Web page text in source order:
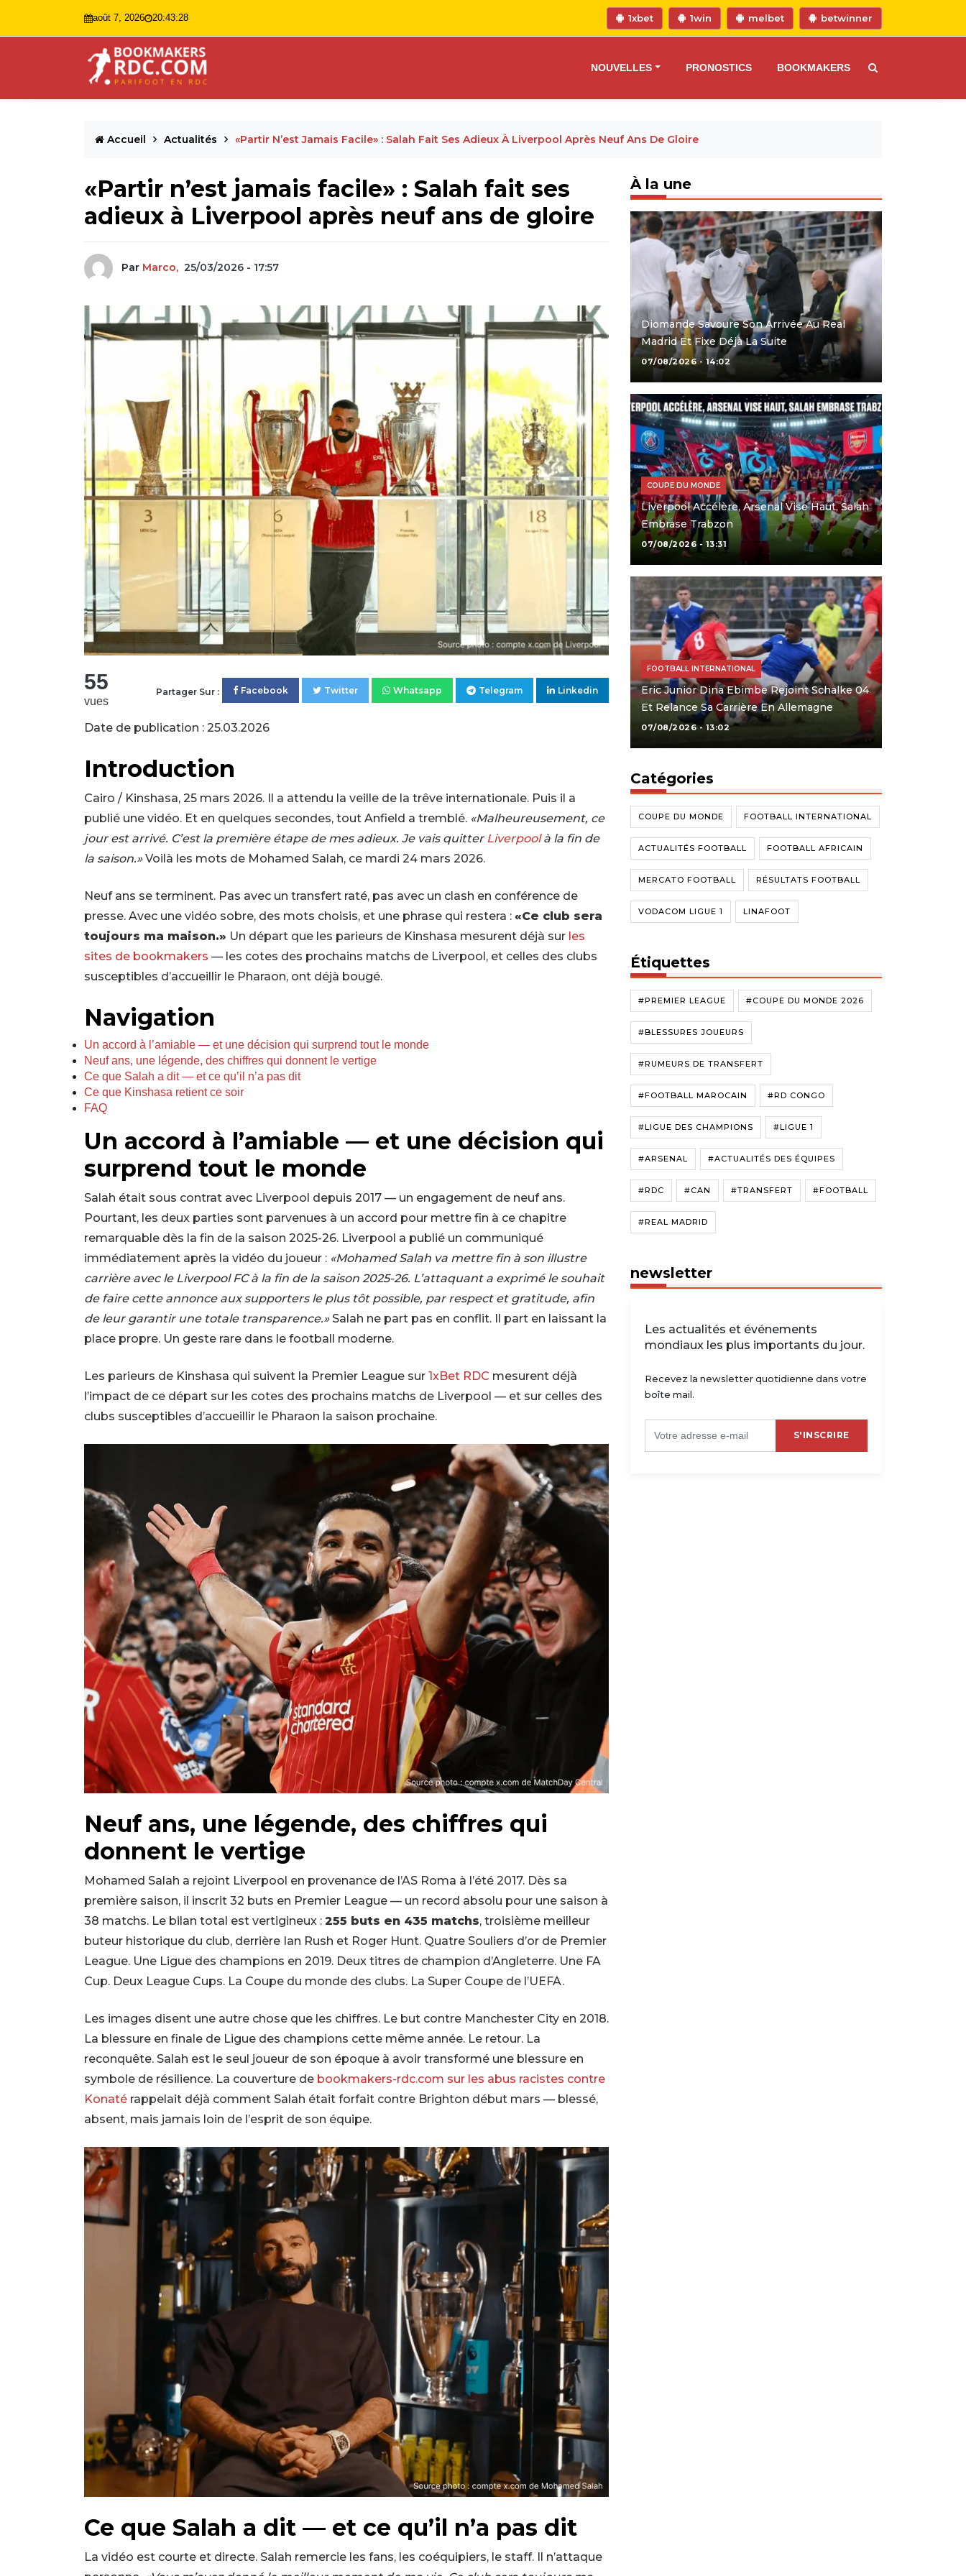
août 7, 2026 20:43:29 1xbet 1win melbet betwinner
NOUVELLES PRONOSTICS BOOKMAKERS
Accueil Actualités «Partir N’est Jamais Facile» : Salah Fait Ses Adieux À Liverpool Après Neuf Ans De Gloire
«Partir n’est jamais facile» : Salah fait ses
adieux à Liverpool après neuf ans de gloire
Par Marco, 25/03/2026 - 17:57
55
vues
Partager Sur : Facebook Twitter Whatsapp Telegram Linkedin
Date de publication : 25.03.2026
Introduction
Cairo / Kinshasa, 25 mars 2026. Il a attendu la veille de la trêve internationale. Puis il a
publié une vidéo. Et en quelques secondes, tout Anfield a tremblé. «Malheureusement, ce
jour est arrivé. C’est la première étape de mes adieux. Je vais quitter Liverpoolà la fin de
la saison.»Voilà les mots de Mohamed Salah, ce mardi 24 mars 2026.
Neuf ans se terminent. Pas avec un transfert raté, pas avec un clash en conférence de
presse. Avec une vidéo sobre, des mots choisis, et une phrase qui restera : «Ce club sera
toujours ma maison.» Un départ que les parieurs de Kinshasa mesurent déjà sur les
sites de bookmakers — les cotes des prochains matchs de Liverpool, et celles des clubs
susceptibles d’accueillir le Pharaon, ont déjà bougé.
Navigation
Un accord à l’amiable — et une décision qui surprend tout le monde
Neuf ans, une légende, des chiffres qui donnent le vertige
Ce que Salah a dit — et ce qu’il n’a pas dit
Ce que Kinshasa retient ce soir
FAQ
Un accord à l’amiable — et une décision qui
surprend tout le monde
Salah était sous contrat avec Liverpool depuis 2017 — un engagement de neuf ans.
Pourtant, les deux parties sont parvenues à un accord pour mettre fin à ce chapitre
remarquable dès la fin de la saison 2025-26. Liverpool a publié un communiqué
immédiatement après la vidéo du joueur : «Mohamed Salah va mettre fin à son illustre
carrière avec le Liverpool FC à la fin de la saison 2025-26. L’attaquant a exprimé le souhait
de faire cette annonce aux supporters le plus tôt possible, par respect et gratitude, afin
de leur garantir une totale transparence.»Salah ne part pas en conflit. Il part en laissant la
place propre. Un geste rare dans le football moderne.
Les parieurs de Kinshasa qui suivent la Premier League sur 1xBet RDC mesurent déjà
l’impact de ce départ sur les cotes des prochains matchs de Liverpool — et sur celles des
clubs susceptibles d’accueillir le Pharaon la saison prochaine.
Neuf ans, une légende, des chiffres qui
donnent le vertige
Mohamed Salah a rejoint Liverpool en provenance de l’AS Roma à l’été 2017. Dès sa
première saison, il inscrit 32 buts en Premier League — un record absolu pour une saison à
38 matchs. Le bilan total est vertigineux : 255 buts en 435 matchs, troisième meilleur
buteur historique du club, derrière Ian Rush et Roger Hunt. Quatre Souliers d’or de Premier
League. Une Ligue des champions en 2019. Deux titres de champion d’Angleterre. Une FA
Cup. Deux League Cups. La Coupe du monde des clubs. La Super Coupe de l’UEFA.
Les images disent une autre chose que les chiffres. Le but contre Manchester City en 2018.
La blessure en finale de Ligue des champions cette même année. Le retour. La
reconquête. Salah est le seul joueur de son époque à avoir transformé une blessure en
symbole de résilience. La couverture de bookmakers-rdc.com sur les abus racistes contre
Konaté rappelait déjà comment Salah était forfait contre Brighton début mars — blessé,
absent, mais jamais loin de l’esprit de son équipe.
Ce que Salah a dit — et ce qu’il n’a pas dit
La vidéo est courte et directe. Salah remercie les fans, les coéquipiers, le staff. Il n’attaque
À la une
Diomande Savoure Son Arrivée Au Real
Madrid Et Fixe Déjà La Suite
07/08/2026 - 14:02
COUPE DU MONDE
Liverpool Accélère, Arsenal Vise Haut, Salah
Embrase Trabzon
07/08/2026 - 13:31
FOOTBALL INTERNATIONAL
Eric Junior Dina Ebimbe Rejoint Schalke 04
Et Relance Sa Carrière En Allemagne
07/08/2026 - 13:02
Catégories
COUPE DU MONDE FOOTBALL INTERNATIONAL
ACTUALITÉS FOOTBALL FOOTBALL AFRICAIN
MERCATO FOOTBALL RÉSULTATS FOOTBALL
VODACOM LIGUE 1 LINAFOOT
Étiquettes
#PREMIER LEAGUE #COUPE DU MONDE 2026
#BLESSURES JOUEURS
#RUMEURS DE TRANSFERT
#FOOTBALL MAROCAIN #RD CONGO
#LIGUE DES CHAMPIONS #LIGUE 1
#ARSENAL #ACTUALITÉS DES ÉQUIPES
#RDC #CAN #TRANSFERT #FOOTBALL
#REAL MADRID
newsletter
Les actualités et événements
mondiaux les plus importants du jour.
Recevez la newsletter quotidienne dans votre
boîte mail.
S'INSCRIRE